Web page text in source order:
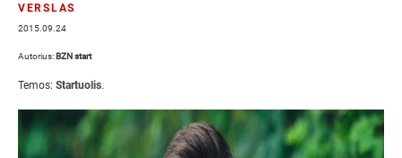
VERSLAS
2015.09.24
Autorius: BZN start
Temos: Startuolis.